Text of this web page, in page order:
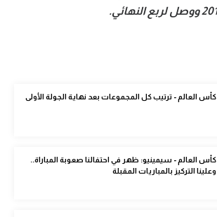
كأس العالم - ترتيب كل المجموعات بعد نهاية الجولة الأولى
كأس العالم - سيمينيو: ظهر في احتفالنا صعوبة المباراة..
وعلينا التركيز بالمباريات المقبلة